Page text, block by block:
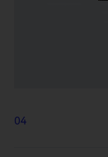
04